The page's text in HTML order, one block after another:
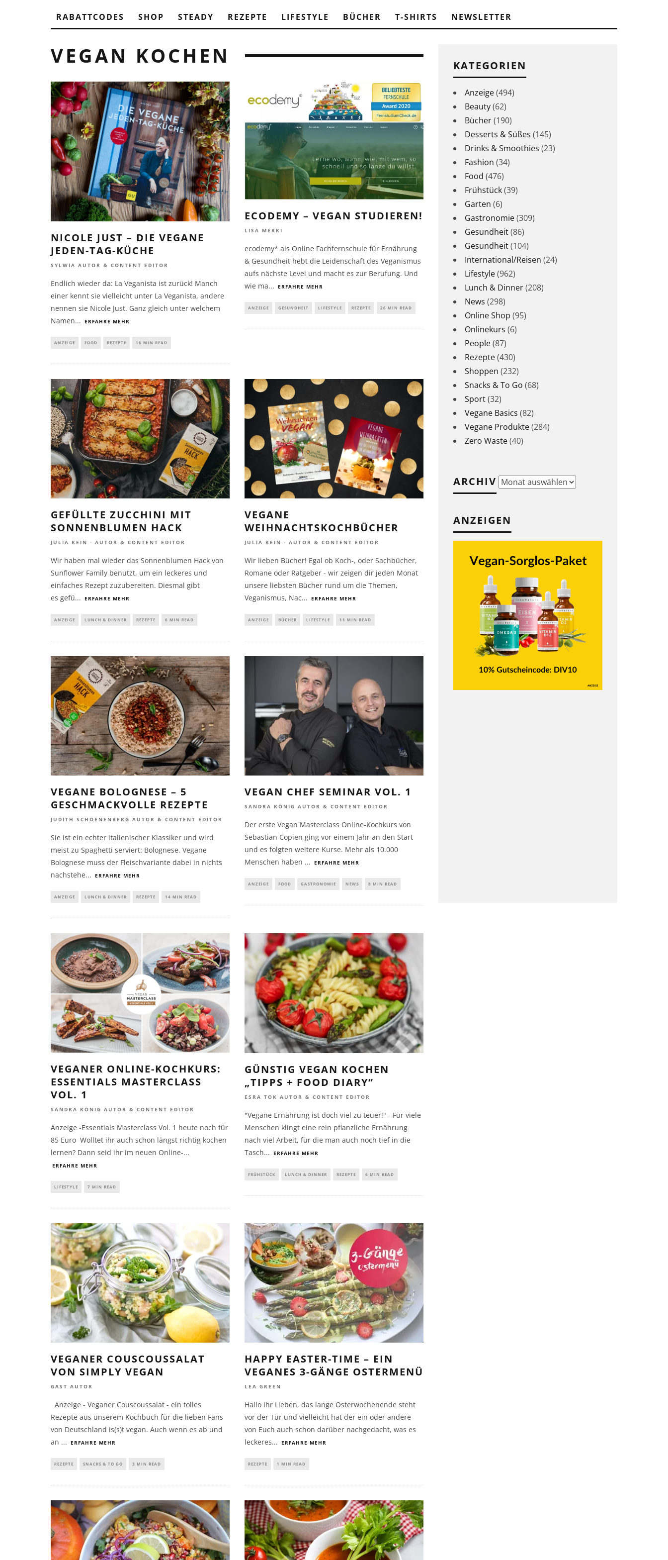
RABATTCODES SHOP STEADY REZEPTE LIFESTYLE BÜCHER T-SHIRTS NEWSLETTER
VEGAN KOCHEN
NICOLE JUST – DIE VEGANE
JEDEN-TAG-KÜCHE
SYLWIA AUTOR & CONTENT EDITOR
Endlich wieder da: La Veganista ist zurück! Manch
einer kennt sie vielleicht unter La Veganista, andere
nennen sie Nicole Just. Ganz gleich unter welchem
Namen... ERFAHRE MEHR
ANZEIGE FOOD REZEPTE 16 MIN READ
ECODEMY – VEGAN STUDIEREN!
LISA MERKI
ecodemy* als Online Fachfernschule für Ernährung
& Gesundheit hebt die Leidenschaft des Veganismus
aufs nächste Level und macht es zur Berufung. Und
wie ma... ERFAHRE MEHR
ANZEIGE GESUNDHEIT LIFESTYLE REZEPTE 26 MIN READ
GEFÜLLTE ZUCCHINI MIT
SONNENBLUMEN HACK
JULIA KEIN - AUTOR & CONTENT EDITOR
Wir haben mal wieder das Sonnenblumen Hack von
Sunflower Family benutzt, um ein leckeres und
einfaches Rezept zuzubereiten. Diesmal gibt
es gefü... ERFAHRE MEHR
ANZEIGE LUNCH & DINNER REZEPTE 6 MIN READ
VEGANE
WEIHNACHTSKOCHBÜCHER
JULIA KEIN - AUTOR & CONTENT EDITOR
Wir lieben Bücher! Egal ob Koch-, oder Sachbücher,
Romane oder Ratgeber - wir zeigen dir jeden Monat
unsere liebsten Bücher rund um die Themen,
Veganismus, Nac... ERFAHRE MEHR
ANZEIGE BÜCHER LIFESTYLE 11 MIN READ
VEGANE BOLOGNESE – 5
GESCHMACKVOLLE REZEPTE
JUDITH SCHOENENBERG AUTOR & CONTENT EDITOR
Sie ist ein echter italienischer Klassiker und wird
meist zu Spaghetti serviert: Bolognese. Vegane
Bolognese muss der Fleischvariante dabei in nichts
nachstehe... ERFAHRE MEHR
ANZEIGE LUNCH & DINNER REZEPTE 14 MIN READ
VEGAN CHEF SEMINAR VOL. 1
SANDRA KÖNIG AUTOR & CONTENT EDITOR
Der erste Vegan Masterclass Online-Kochkurs von
Sebastian Copien ging vor einem Jahr an den Start
und es folgten weitere Kurse. Mehr als 10.000
Menschen haben ... ERFAHRE MEHR
ANZEIGE FOOD GASTRONOMIE NEWS 8 MIN READ
VEGANER ONLINE-KOCHKURS:
ESSENTIALS MASTERCLASS
VOL. 1
SANDRA KÖNIG AUTOR & CONTENT EDITOR
Anzeige - ​Essentials Masterclass Vol. 1 heute noch für
85 Euro Wolltet ihr auch schon längst richtig kochen
lernen? Dann seid ihr im neuen Online-...
ERFAHRE MEHR
LIFESTYLE 7 MIN READ
GÜNSTIG VEGAN KOCHEN
„TIPPS + FOOD DIARY“
ESRA TOK AUTOR & CONTENT EDITOR
"Vegane Ernährung ist doch viel zu teuer!" - Für viele
Menschen klingt eine rein pflanzliche Ernährung
nach viel Arbeit, für die man auch noch tief in die
Tasch... ERFAHRE MEHR
FRÜHSTÜCK LUNCH & DINNER REZEPTE 6 MIN READ
VEGANER COUSCOUSSALAT
VON SIMPLY VEGAN
GAST AUTOR
Anzeige - Veganer Couscoussalat - ein tolles
Rezepte aus unserem Kochbuch für die lieben Fans
von Deutschland is(s)t vegan. Auch wenn es ab und
an ... ERFAHRE MEHR
REZEPTE SNACKS & TO GO 3 MIN READ
HAPPY EASTER-TIME – EIN
VEGANES 3-GÄNGE OSTERMENÜ
LEA GREEN
Hallo Ihr Lieben, das lange Osterwochenende steht
vor der Tür und vielleicht hat der ein oder andere
von Euch auch schon darüber nachgedacht, was es
leckeres... ERFAHRE MEHR
REZEPTE 1 MIN READ
KATEGORIEN
Anzeige(494)
Beauty(62)
Bücher(190)
Desserts & Süßes (145)
Drinks & Smoothies (23)
Fashion (34)
Food (476)
Frühstück(39)
Garten (6)
Gastronomie(309)
Gesundheit(86)
Gesundheit(104)
International/Reisen (24)
Lifestyle(962)
Lunch & Dinner(208)
News (298)
Online Shop (95)
Onlinekurs (6)
People(87)
Rezepte(430)
Shoppen (232)
Snacks & To Go (68)
Sport(32)
Vegane Basics (82)
Vegane Produkte(284)
Zero Waste(40)
ARCHIV Archiv
ANZEIGEN